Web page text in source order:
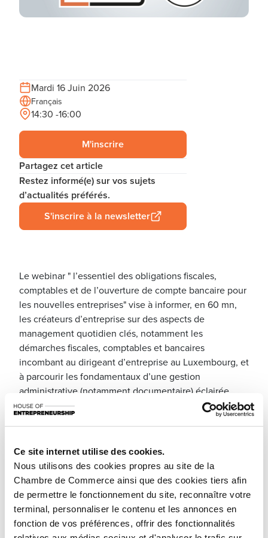
Ce site internet utilise des cookies.
Nous utilisons des cookies propres au site de la
Chambre de Commerce ainsi que des cookies tiers afin
de permettre le fonctionnement du site, reconnaître votre
terminal, personnaliser le contenu et les annonces en
fonction de vos préférences, offrir des fonctionnalités
Mardi 16 Juin 2026
Français
14:30 -16:00
M'inscrire
Partagez cet article
Restez informé(e) sur vos sujets
d’actualités préférés.
S'inscrire à la newsletter
Le webinar " l’essentiel des obligations fiscales,
comptables et de l’ouverture de compte bancaire pour
les nouvelles entreprises" vise à informer, en 60 mn,
les créateurs d’entreprise sur des aspects de
management quotidien clés, notamment les
démarches fiscales, comptables et bancaires
incombant au dirigeant d’entreprise au Luxembourg, et
à parcourir les fondamentaux d’une gestion
administrative (notamment documentaire) éclairée.
Les entrepreneurs nouvellement établis sont invités à
s’intéresser, en complément, au parcours « launch » de
accompagnement au démarrage, sur demande. Plus
d’infos ici :www.houseofentrepreneurship.lu/creation
Au programme (30’) :
Chapitre 1 : Les Obligations Comptables et Fiscales